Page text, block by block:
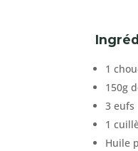
1
150g
3 eufs
1
Huile